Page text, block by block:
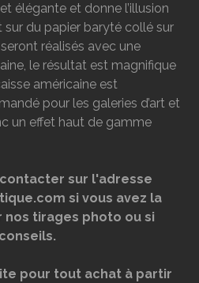
élégante et donne l’illusion
sur du papier baryté collé sur
réalisés avec une
le résultat est magnifique
américaine est
pour les galeries d’art et
un effet haut de gamme
sur l'adresse
si vous avez la
tirages photo ou si
pour tout achat à partir